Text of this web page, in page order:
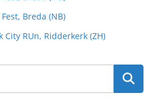
Breda (NB)
City RUn, Ridderkerk (ZH)